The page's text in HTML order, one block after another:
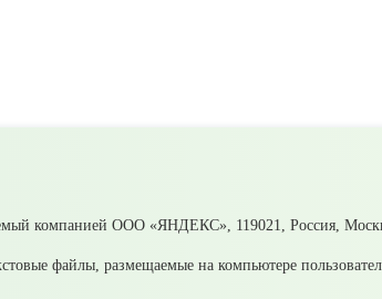
компанией ООО «ЯНДЕКС», 119021, Россия,
файлы, размещаемые на компьютере
области